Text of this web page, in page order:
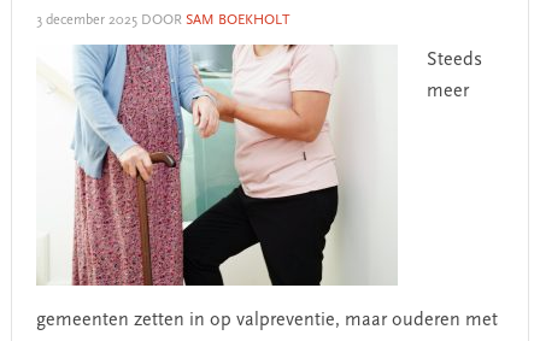
3 december 2025DOOR SAM BOEKHOLT
Steeds
meer
gemeenten zetten in op valpreventie, maar ouderen met